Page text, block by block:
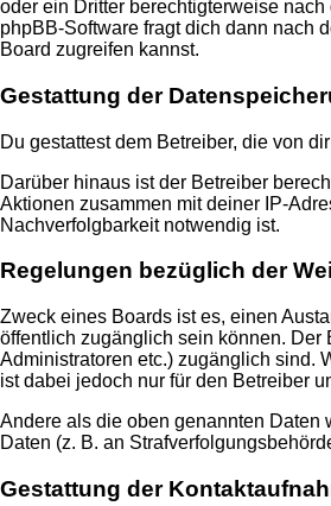
oder ein Dritter berechtigterweise
phpBB-Software fragt dich dann nach
Board zugreifen kannst.
Gestattung der
Du gestattest dem Betreiber, die von
Darüber hinaus ist der Betreiber
Aktionen zusammen mit deiner IP-
Nachverfolgbarkeit notwendig ist.
Regelungen bezüglich der
Zweck eines Boards ist es, einen
öffentlich zugänglich sein können. Der
Administratoren etc.) zugänglich sind.
ist dabei jedoch nur für den Betreiber
Andere als die oben genannten Daten
Daten (z. B. an
Gestattung der